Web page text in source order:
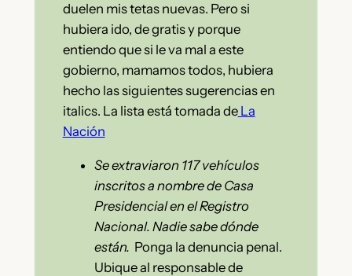
duelen mis tetas nuevas. Pero si
hubiera ido, de gratis y porque
entiendo que si le va mal a este
gobierno, mamamos todos, hubiera
hecho las siguientes sugerencias en
italics. La lista está tomada deLa
Nación
Se extraviaron 117 vehículos
inscritos a nombre de Casa
Presidencial en el Registro
Nacional. Nadie sabe dónde
están. Ponga la denuncia penal.
Ubique al responsable de